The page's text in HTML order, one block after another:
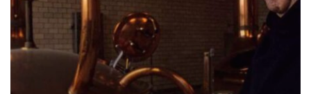
mistico-
brassicole